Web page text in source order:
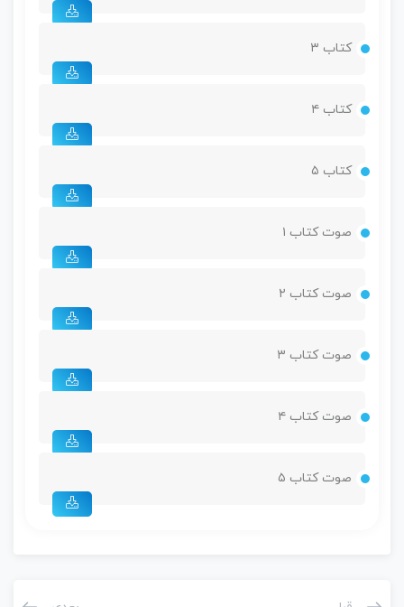
کتاب ۳
کتاب ۴
کتاب ۵
صوت کتاب ۱
صوت کتاب ۲
صوت کتاب ۳
صوت کتاب ۴
صوت کتاب ۵